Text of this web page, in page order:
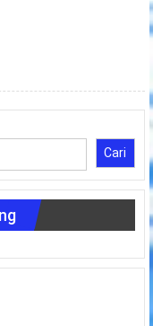
Cari